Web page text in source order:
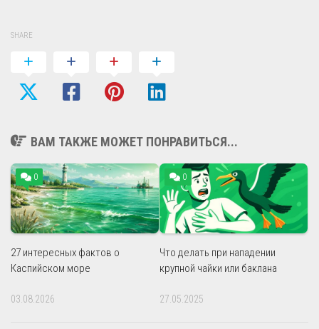
SHARE
ВАМ ТАКЖЕ МОЖЕТ ПОНРАВИТЬСЯ...
0
27 интересных фактов о
Каспийском море
03.08.2026
0
Что делать при нападении
крупной чайки или баклана
27.05.2025